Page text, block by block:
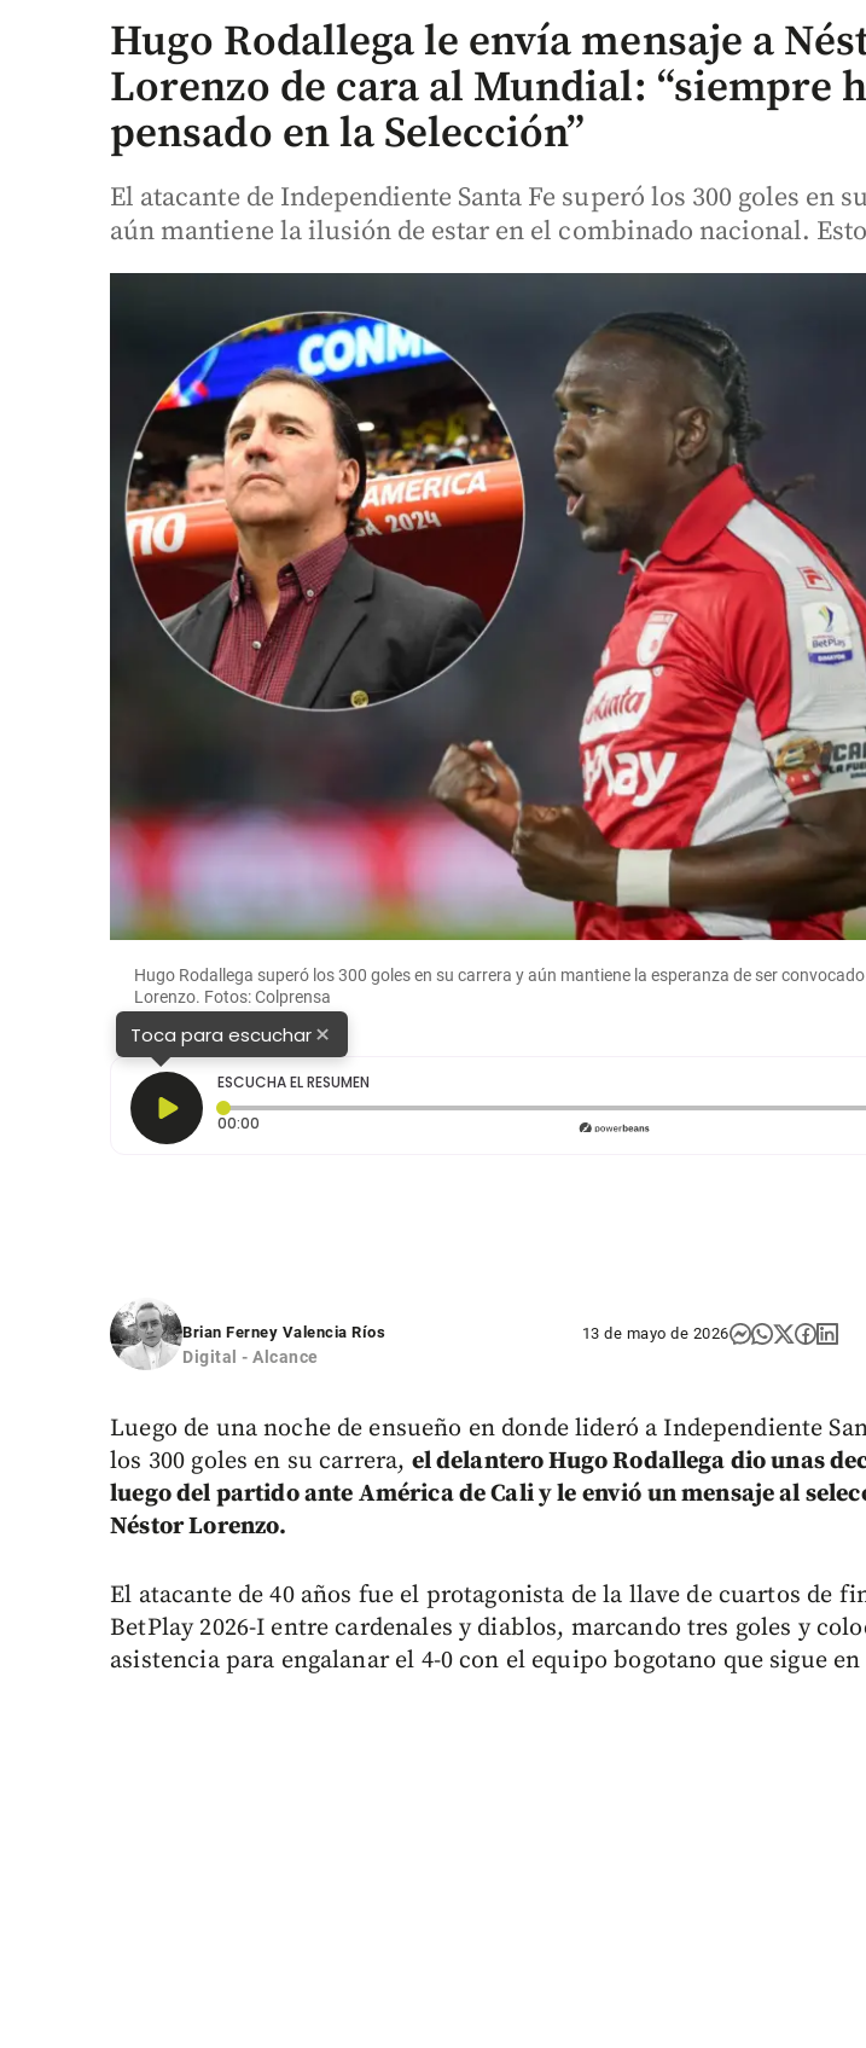
Hugo Rodallega le envía mensaje a
Lorenzo de cara al Mundial: “siempre
pensado en la Selección”
El atacante de Independiente Santa Fe superó los 300 goles en
aún mantiene la ilusión de estar en el combinado nacional.
Hugo Rodallega superó los 300 goles en su carrera y aún mantiene la esperanza de ser
Lorenzo. Fotos: Colprensa
Toca para escuchar×
ESCUCHA EL RESUMEN
00:00
Brian Ferney Valencia Ríos
Digital - Alcance
13 de mayo de 2026
Luego de una noche de ensueño en donde lideró a Independiente
los 300 goles en su carrera, el delantero Hugo Rodallega dio unas
luego del partido ante América de Cali y le envió un mensaje al
Néstor Lorenzo.
El atacante de 40 años fue el protagonista de la llave de cuartos de
BetPlay 2026-I entre cardenales y diablos, marcando tres goles y
asistencia para engalanar el 4-0 con el equipo bogotano que sigue